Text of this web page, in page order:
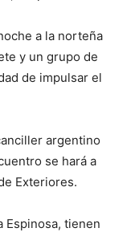
a la norteña
y un grupo de
de impulsar el
argentino
se hará a
Exteriores.
Espinosa, tienen